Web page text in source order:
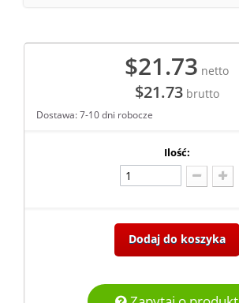
$21.73 netto
$21.73brutto
Dostawa: 7-10 dni robocze
Ilość:
Dodaj do koszyka